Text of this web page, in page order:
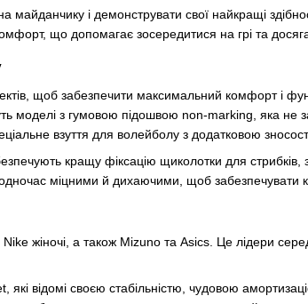
і демонструвати свої найкращі
що допомагає зосередитися на грі та
щоб забезпечити максимальний комфорт і
моделі з гумовою підошвою non-marking, яка не
взуття для волейболу з додатковою
кращу фіксацію щиколотки для
міцними й дихаючими, щоб забезпечувати
Nike жіночі, а також Mizuno та Asics. Це лідери
відомі своєю стабільністю, чудовою